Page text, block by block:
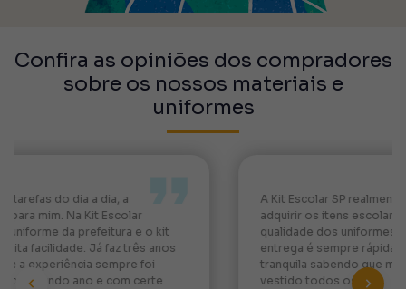
Confira as opiniões dos compradores
sobre os nossos materiais e
uniformes
A Kit Escolar SP realmente mudou a forma de
adquirir os itens escolares da prefeitura. A
qualidade dos uniformes escolares é impecável, e a
entrega é sempre rápida e eficiente. Como mãe, fico
tranquila sabendo que meu filho está confortável e bem
vestido todos os dias.